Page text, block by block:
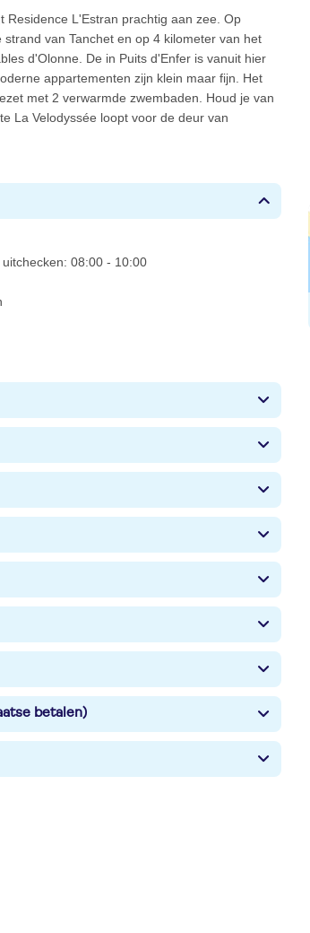
Residence L'Estran prachtig aan zee. Op
van Tanchet en op 4 kilometer van het
d'Olonne. De in Puits d'Enfer is vanuit hier
appartementen zijn klein maar fijn. Het
met 2 verwarmde zwembaden. Houd je van
La Velodyssée loopt voor de deur van
08:00 - 10:00
betalen)